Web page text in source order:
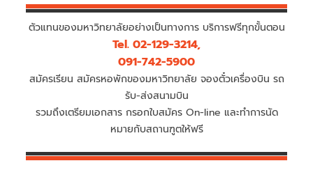
ตัวแทนของมหาวิทยาลัยอย่างเป็นทางการ บริการฟรีทุกขั้นตอน
Tel. 02-129-3214,
091-742-5900
สมัครเรียน สมัครหอพักของมหาวิทยาลัย จองตั๋วเครื่องบิน รถ
รับ-ส่งสนามบิน
รวมถึงเตรียมเอกสาร กรอกใบสมัคร On-line และทำการนัด
หมายกับสถานฑูตให้ฟรี